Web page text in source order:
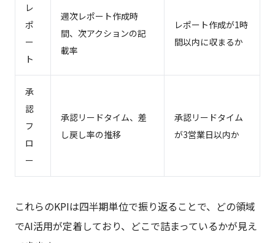
レ
ポ
ー
ト
週次レポート作成時
間、次アクションの記
載率
レポート作成が1時
間以内に収まるか
承
認
フ
ロ
ー
承認リードタイム、差
し戻し率の推移
承認リードタイム
が3営業日以内か
これらのKPIは四半期単位で振り返ることで、どの領域
でAI活用が定着しており、どこで詰まっているかが見え